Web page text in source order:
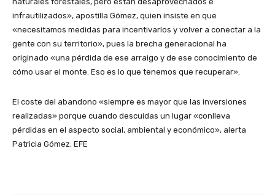
infrautilizados», apostilla Gómez, quien insiste en que
«necesitamos medidas para incentivarlos y volver a conectar a la
gente con su territorio», pues la brecha generacional ha
originado «una pérdida de ese arraigo y de ese conocimiento de
cómo usar el monte. Eso es lo que tenemos que recuperar».
El coste del abandono «siempre es mayor que las inversiones
realizadas» porque cuando descuidas un lugar «conlleva
pérdidas en el aspecto social, ambiental y económico», alerta
Patricia Gómez. EFE